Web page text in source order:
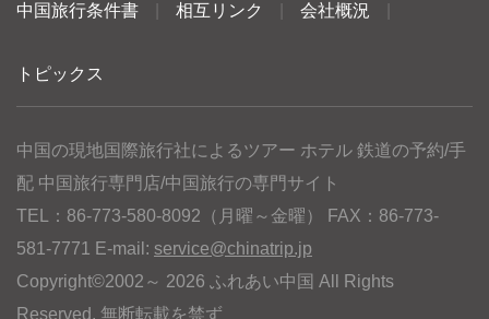
中国旅行条件書 相互リンク 会社概況
トピックス
中国の現地国際旅行社によるツアー ホテル 鉄道の予約/手
配 中国旅行専門店/中国旅行の専門サイト
TEL：86-773-580-8092（月曜～金曜） FAX：86-773-
581-7771 E-mail: service@chinatrip.jp
Copyright©2002～ 2026 ふれあい中国 All Rights
Reserved. 無断転載を禁ず